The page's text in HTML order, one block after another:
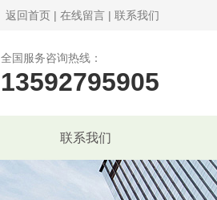
返回首页 | 在线留言 | 联系我们
全国服务咨询热线：
13592795905
联系我们